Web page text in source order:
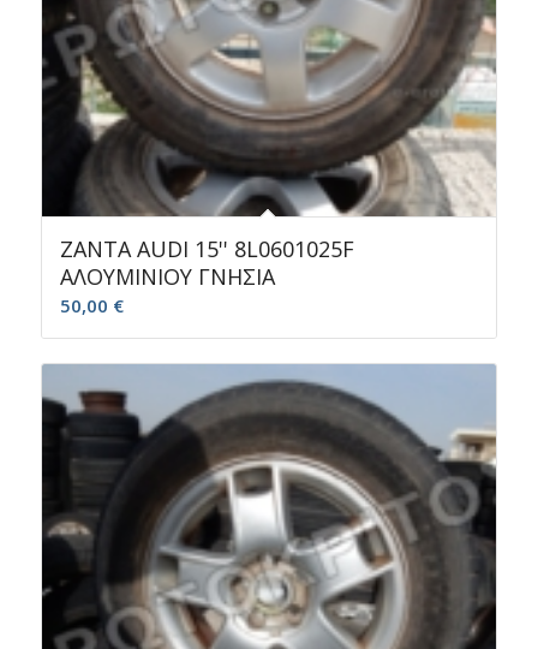
ΖΑΝΤΑ AUDI 15'' 8L0601025F
ΑΛΟΥΜΙΝΙΟΥ ΓΝΗΣIΑ
50,00 €